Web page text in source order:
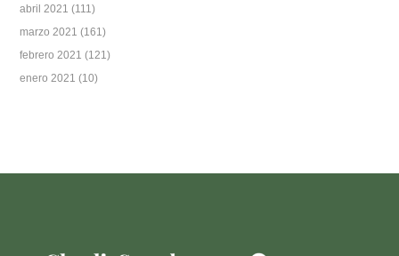
abril 2021 (111)
marzo 2021 (161)
febrero 2021 (121)
enero 2021 (10)